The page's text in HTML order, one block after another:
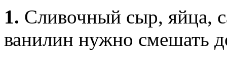
1. Сливочный сыр, яйца,
ванилин нужно смешать